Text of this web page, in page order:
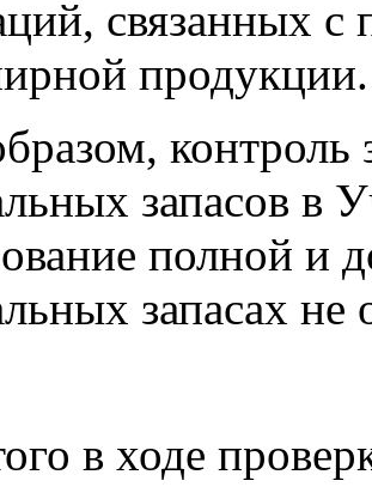
связанных с
продукции.
запасов в
полной и
запасах не
в ходе